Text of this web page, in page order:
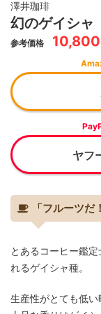
澤井珈琲
幻のゲイシャ
参考価格 10,800
ヤフ
「フルーツ
とあるコーヒー鑑
れるゲイシャ種。
生産性がとても低